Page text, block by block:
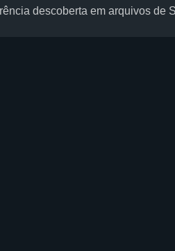
descoberta em arquivos de